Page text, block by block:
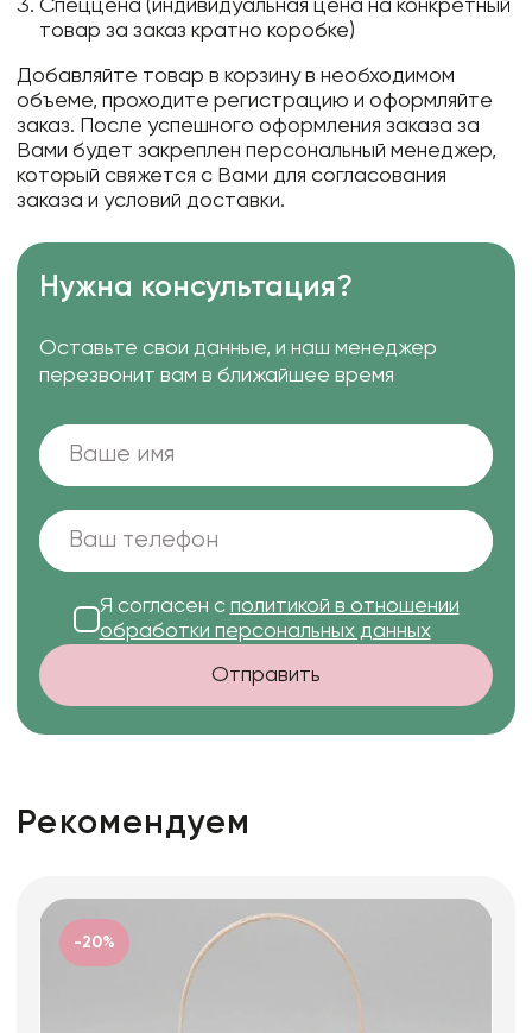
Спеццена (индивидуальная цена на конкретный
товар за заказ кратно коробке)
Добавляйте товар в корзину в необходимом
объеме, проходите регистрацию и оформляйте
заказ. После успешного оформления заказа за
Вами будет закреплен персональный менеджер,
который свяжется с Вами для согласования
заказа и условий доставки.
Нужна консультация?
Оставьте свои данные, и наш менеджер
перезвонит вам в ближайшее время
Я согласен с политикой в отношении
обработки персональных данных
Отправить
Рекомендуем
-20%